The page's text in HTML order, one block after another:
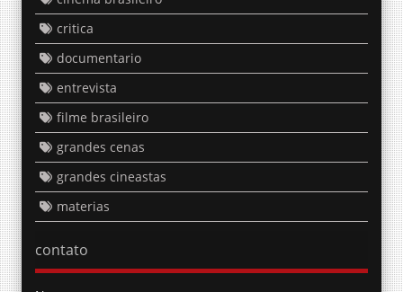
critica
documentario
entrevista
filme brasileiro
grandes cenas
grandes cineastas
materias
contato